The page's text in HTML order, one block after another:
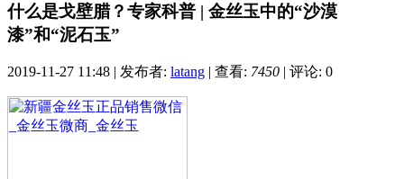
什么是戈壁腊？专家科普 | 金丝玉中的“沙漠
漆”和“泥石玉”
2019-11-27 11:48 | 发布者: latang | 查看: 7450 | 评论: 0